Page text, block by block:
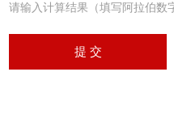
请输入计算结果（填写阿拉伯数